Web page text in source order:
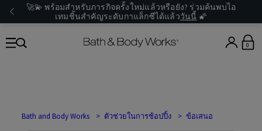
🚀💫 พร้อมสำหรับภารกิจครั้งใหม่แล้วหรือยัง? ร่วมค้นพบไอ
เทมชิ้นสำคัญระดับกาแล็กซีได้แล้ววันนี้ 🌠
0
Bath and Body Works ตัวช่วยในการช้อปปิ้ง ข้อเสนอ